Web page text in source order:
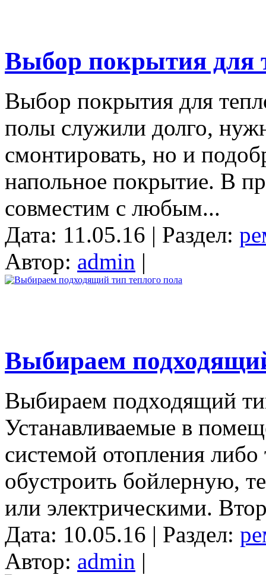
Выбор покрытия для
Выбор покрытия для
полы служили долго,
смонтировать, но и
напольное покрытие. В
совместим с любым...
Дата: 11.05.16 | Раздел:
Автор: admin |
Выбираем
Выбираем подходящий
Устанавливаемые в
системой отопления
обустроить бойлерную,
или электрическими.
Дата: 10.05.16 | Раздел:
Автор: admin |